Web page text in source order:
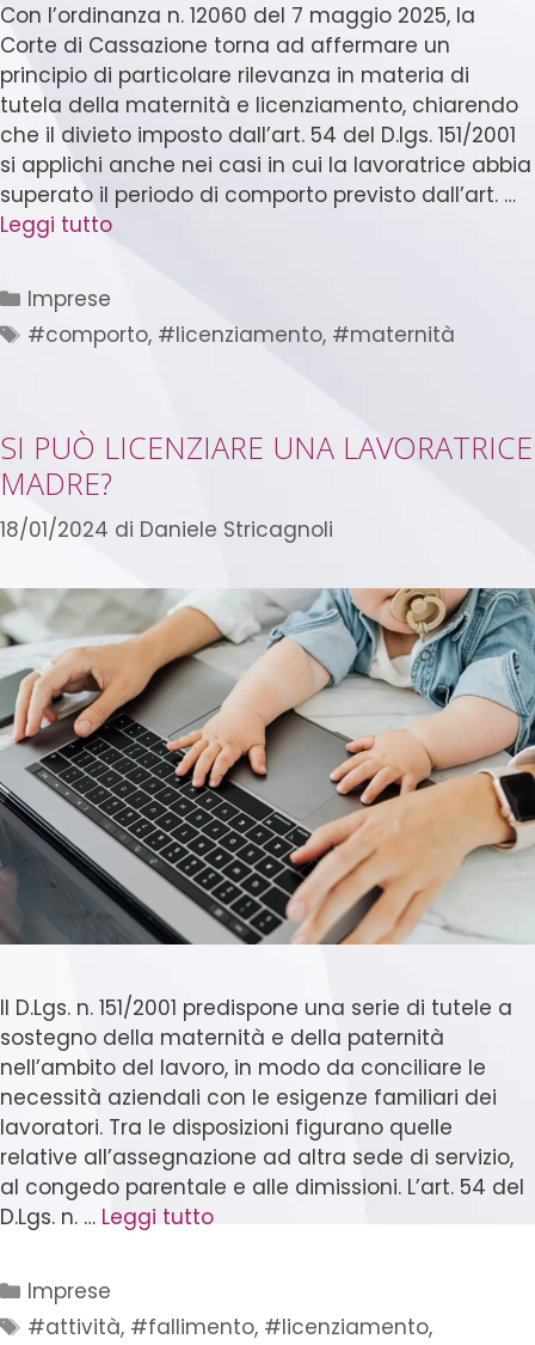
Con l’ordinanza n. 12060 del 7 maggio 2025, la
Corte di Cassazione torna ad affermare un
principio di particolare rilevanza in materia di
tutela della maternità e licenziamento, chiarendo
che il divieto imposto dall’art. 54 del D.lgs. 151/2001
si applichi anche nei casi in cui la lavoratrice abbia
superato il periodo di comporto previsto dall’art. …
Leggi tutto
Imprese
#comporto, #licenziamento, #maternità
SI PUÒ LICENZIARE UNA LAVORATRICE
MADRE?
18/01/2024 di Daniele Stricagnoli
Il D.Lgs. n. 151/2001 predispone una serie di tutele a
sostegno della maternità e della paternità
nell’ambito del lavoro, in modo da conciliare le
necessità aziendali con le esigenze familiari dei
lavoratori. Tra le disposizioni figurano quelle
relative all’assegnazione ad altra sede di servizio,
al congedo parentale e alle dimissioni. L’art. 54 del
D.Lgs. n. … Leggi tutto
Imprese
#attività, #fallimento, #licenziamento,